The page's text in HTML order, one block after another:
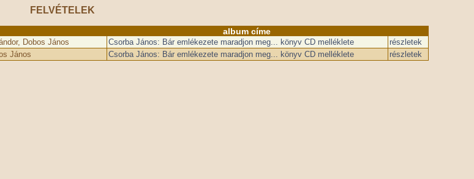
FELVÉTELEK
album címe
Dobos János Csorba János: Bár emlékezete maradjon meg... könyv CD melléklete
részletek
János Csorba János: Bár emlékezete maradjon meg... könyv CD melléklete részletek